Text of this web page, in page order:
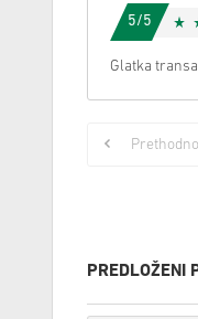
5/5
Glatka
Prethodno
PREDLOŽENI